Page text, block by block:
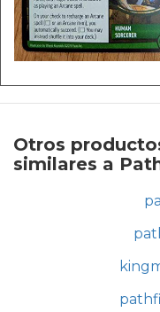
Otros
similares a